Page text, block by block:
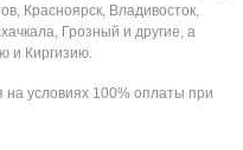
Красноярск, Владивосток,
Грозный и другие, а
и Киргизию.
условиях 100% оплаты при